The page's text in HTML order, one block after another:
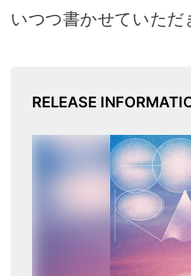
いつつ書かせていただ
RELEASE